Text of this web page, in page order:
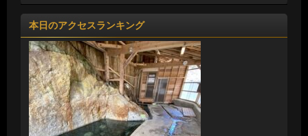
本日のアクセスランキング